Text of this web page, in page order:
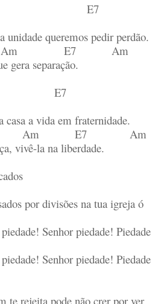
E7
queremos pedir perdão.
E7 Am
gera separação.
E7
a vida em fraternidade.
E7 Am
vivê-la na liberdade.
por divisões na tua igreja ó
Senhor piedade! Piedade
Senhor piedade! Piedade
te rejeita pode não crer por ver